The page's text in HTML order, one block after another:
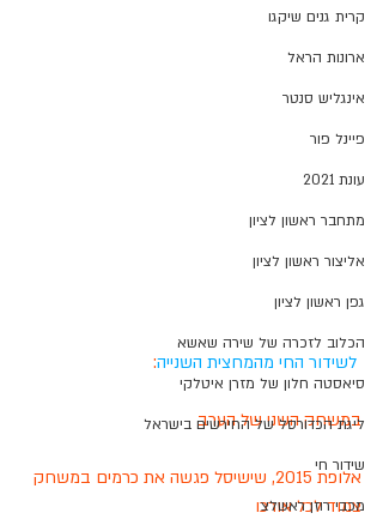
קרית גנים שיקגו
ארונות הראל
אינגליש סנטר
פיינל פור
עונת 2021
מתחבר ראשון לציון
אליצור ראשון לציון
גפן ראשון לציון
הכלוב לזכרה של שירה שאשא
סיאסטה חלון של מזרן איטלקי
ליגת הכדורסל של החירשים בישראל
שידור חי
מכבי רוזן ראשלצ
לשידור החי מהמחצית השנייה:
במשחק השני של הערב
אלופת 2015, שישיסל פגשה את כרמים במשחק
צמוד לכל אורכו